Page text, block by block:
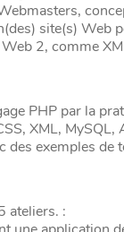
site(s) Web
2, comme
PHP par la
XML, MySQL,
des exemples
ateliers. :